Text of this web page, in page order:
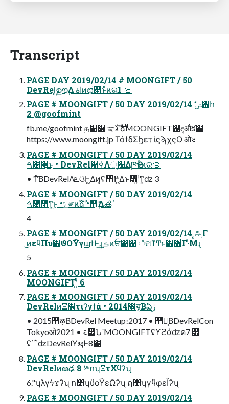
Transcript
PAGE DAY 2019/02/14 # MOONGIFT / 50
DevRel͕ࣦഊ͢Δ اۀͷಛ௃ͱͦͷରࡦ 1
PAGE # MOONGIFT / 50 DAY 2019/02/14 ࣗݾ঺հ
2 @goofmint
fb.me/goofmint த௡઒ ಞ࢘ גࣜձࣾMOONGIFT୅දऔక໾
https://www.moongift.jp ΤόϯδΣϦετ ίϛϡχςΟ ओ࠵
PAGE # MOONGIFT / 50 DAY 2019/02/14
ࠓ೔࿩͢͜ͱ • DevRel਱ߦΛ્֐͢ΔཁҼͱͦͷରࡦ
• Ͳ͏ͨ͠ΒDevRelΛܧଓͰ͖Δͷ͔ʢ੒ޭͰ͖Δͱ͸ݴ͍ͬͯͳ͍ʣ 3
PAGE # MOONGIFT / 50 DAY 2019/02/14
ࠓ೔࿩͞ͳ͍͜ͱ •ݻ༗ͷձ໊ࣾ •੒ޭ͢Δൿ݃
4
PAGE # MOONGIFT / 50 DAY 2019/02/14 ͓அΓ
͜ͷεϥΠυ͸ϑΟΫγϣϯͰ͢ɻ࣮ࡏͷਓ෺΍ ஂମͳͲͱ͸ؔ܎͋Γ·ͤΜɻ
5
PAGE # MOONGIFT / 50 DAY 2019/02/14
MOONGIFTʹ͍ͭͯ 6
PAGE # MOONGIFT / 50 DAY 2019/02/14
DevRelͷΞ΢τιʔγϯά • 2014೥य़͔Βఏڙ
• 2015೥ळ͔ΒDevRel Meetup։࢝ • 2017೥Ն͔ΒDevRelCon
Tokyoओ࠵ • 2021೥ՆʹMOONGIFTʢϒϩάʣด࠯ 7
ʢ΄΅ʣDevRelҰຊͰ8೥
PAGE # MOONGIFT / 50 DAY 2019/02/14
DevRelͷఱఢ 8 ༯ոʮΞτΧϥʔʯ
6."ʮλγϟϫʔʯ ո෺ʮϋοΫεΩʔʯ ຐ෺ʮγϥφεΪʔʯ
PAGE # MOONGIFT / 50 DAY 2019/02/14